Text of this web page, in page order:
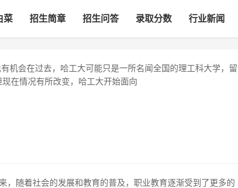
菜 招生简章 招生问答 录取分数 行业新闻
在情况有所改变，哈工大开始面向